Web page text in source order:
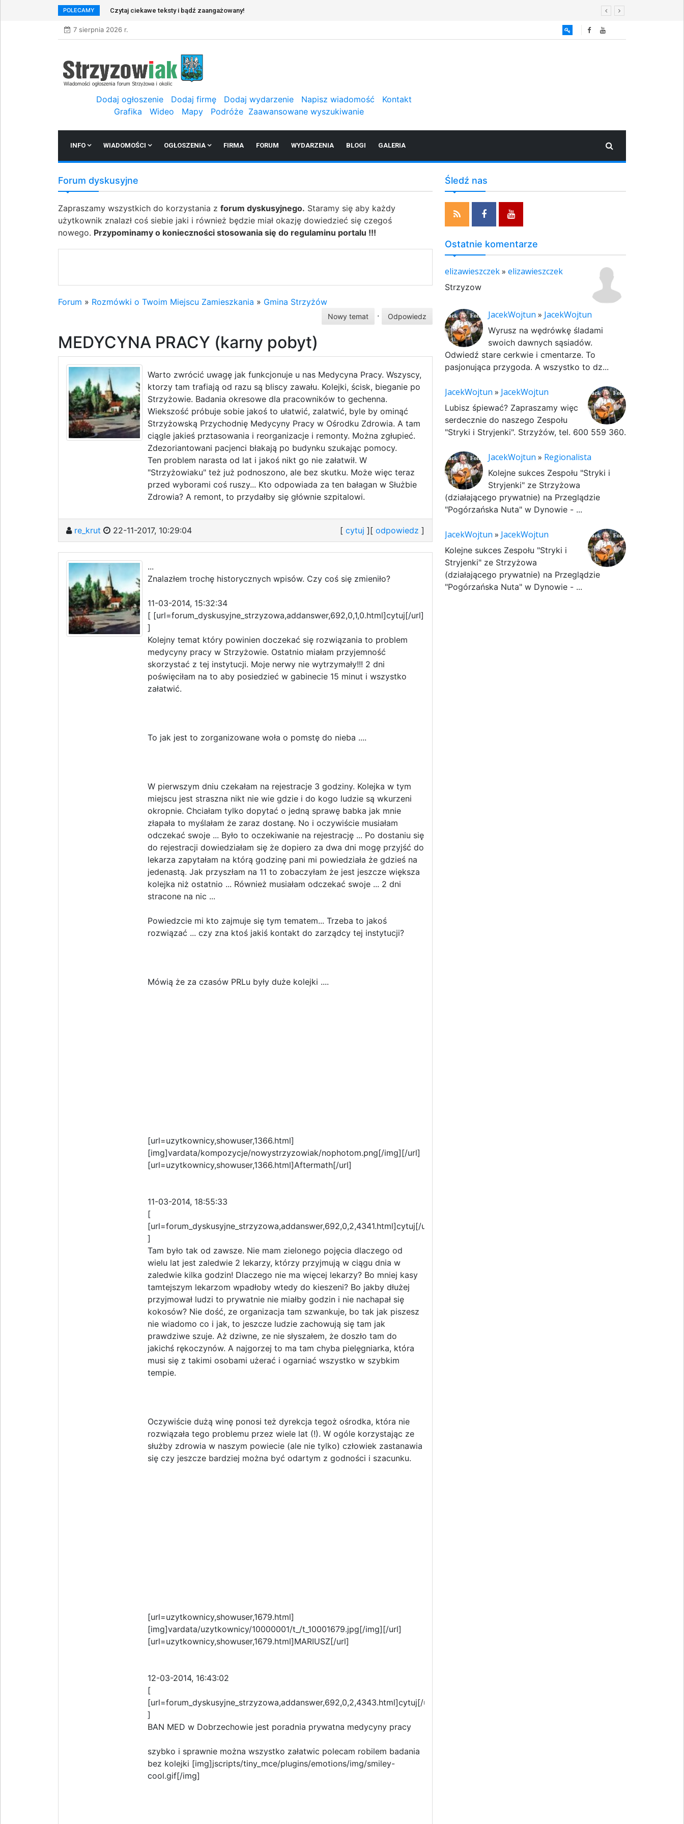
POLECAMY Zapraszamy do rejestracji w naszym serwisie
7 sierpnia 2026 r.
Dodaj ogłoszenie Dodaj firmę Dodaj wydarzenie Napisz wiadomość
Kontakt
Grafika
Wideo Mapy Podróże Zaawansowane wyszukiwanie
INFO WIADOMOŚCI OGŁOSZENIA FIRMA FORUM WYDARZENIA BLOGI GALERIA
Forum dyskusyjne
Zapraszamy wszystkich do korzystania z forum dyskusyjnego. Staramy się aby każdy
użytkownik znalazł coś siebie jaki i również będzie miał okazję dowiedzieć się czegoś
nowego. Przypominamy o konieczności stosowania się do regulaminu portalu !!!
Forum » Rozmówki o Twoim Miejscu Zamieszkania » Gmina Strzyżów
Nowy temat · Odpowiedz
MEDYCYNA PRACY (karny pobyt)
Warto zwrócić uwagę jak funkcjonuje u nas Medycyna Pracy. Wszyscy,
ktorzy tam trafiają od razu są bliscy zawału. Kolejki, ścisk, bieganie po
Strzyżowie. Badania okresowe dla pracowników to gechenna.
Wiekszość próbuje sobie jakoś to ułatwić, zalatwić, byle by ominąć
Strzyżowską Przychodnię Medycyny Pracy w Ośrodku Zdrowia. A tam
ciągle jakieś prztasowania i reorganizacje i remonty. Można zgłupieć.
Zdezoriantowani pacjenci błakają po budynku szukając pomocy.
Ten problem narasta od lat i jakoś nikt go nie załatwił. W
"Strzyżowiaku" też już podnoszono, ale bez skutku. Może więc teraz
przed wyborami coś ruszy... Kto odpowiada za ten bałagan w Służbie
Zdrowia? A remont, to przydałby się głównie szpitalowi.
re_krut 22-11-2017, 10:29:04 [ cytuj ][ odpowiedz ]
...
Znalazłem trochę historycznych wpisów. Czy coś się zmieniło?
11-03-2014, 15:32:34
[ [url=forum_dyskusyjne_strzyzowa,addanswer,692,0,1,0.html]cytuj[/url]
]
Kolejny temat który powinien doczekać się rozwiązania to problem
medycyny pracy w Strzyżowie. Ostatnio miałam przyjemność
skorzystać z tej instytucji. Moje nerwy nie wytrzymały!!! 2 dni
poświęciłam na to aby posiedzieć w gabinecie 15 minut i wszystko
załatwić.
To jak jest to zorganizowane woła o pomstę do nieba ....
W pierwszym dniu czekałam na rejestracje 3 godziny. Kolejka w tym
miejscu jest straszna nikt nie wie gdzie i do kogo ludzie są wkurzeni
okropnie. Chciałam tylko dopytać o jedną sprawę babka jak mnie
złapała to myślałam że zaraz dostanę. No i oczywiście musiałam
odczekać swoje ... Było to oczekiwanie na rejestrację ... Po dostaniu się
do rejestracji dowiedziałam się że dopiero za dwa dni mogę przyjść do
lekarza zapytałam na którą godzinę pani mi powiedziała że gdzieś na
jedenastą. Jak przyszłam na 11 to zobaczyłam że jest jeszcze większa
kolejka niż ostatnio ... Również musiałam odczekać swoje ... 2 dni
stracone na nic ...
Powiedzcie mi kto zajmuje się tym tematem... Trzeba to jakoś
rozwiązać ... czy zna ktoś jakiś kontakt do zarządcy tej instytucji?
Mówią że za czasów PRLu były duże kolejki ....
[url=uzytkownicy,showuser,1366.html]
[img]vardata/kompozycje/nowystrzyzowiak/nophotom.png[/img][/url]
[url=uzytkownicy,showuser,1366.html]Aftermath[/url]
11-03-2014, 18:55:33
[
[url=forum_dyskusyjne_strzyzowa,addanswer,692,0,2,4341.html]cytuj[/url]
]
Tam było tak od zawsze. Nie mam zielonego pojęcia dlaczego od
wielu lat jest zaledwie 2 lekarzy, którzy przyjmują w ciągu dnia w
zaledwie kilka godzin! Dlaczego nie ma więcej lekarzy? Bo mniej kasy
tamtejszym lekarzom wpadłoby wtedy do kieszeni? Bo jakby dłużej
przyjmował ludzi to prywatnie nie miałby godzin i nie nachapał się
kokosów? Nie dość, ze organizacja tam szwankuje, bo tak jak piszesz
nie wiadomo co i jak, to jeszcze ludzie zachowują się tam jak
prawdziwe szuje. Aż dziwne, ze nie słyszałem, że doszło tam do
jakichś rękoczynów. A najgorzej to ma tam chyba pielęgniarka, która
musi się z takimi osobami użerać i ogarniać wszystko w szybkim
tempie.
Oczywiście dużą winę ponosi też dyrekcja tegoż ośrodka, która nie
rozwiązała tego problemu przez wiele lat (!). W ogóle korzystając ze
służby zdrowia w naszym powiecie (ale nie tylko) człowiek zastanawia
się czy jeszcze bardziej można być odartym z godności i szacunku.
[url=uzytkownicy,showuser,1679.html]
[img]vardata/uzytkownicy/10000001/t_/t_10001679.jpg[/img][/url]
[url=uzytkownicy,showuser,1679.html]MARIUSZ[/url]
12-03-2014, 16:43:02
[
[url=forum_dyskusyjne_strzyzowa,addanswer,692,0,2,4343.html]cytuj[/url]
]
BAN MED w Dobrzechowie jest poradnia prywatna medycyny pracy
szybko i sprawnie można wszystko załatwic polecam robilem badania
bez kolejki [img]jscripts/tiny_mce/plugins/emotions/img/smiley-
cool.gif[/img]
Śledź nas
Ostatnie komentarze
elizawieszczek» elizawieszczek
Strzyzow
JacekWojtun » JacekWojtun
Wyrusz na wędrówkę śladami
swoich dawnych sąsiadów.
Odwiedź stare cerkwie i cmentarze. To
pasjonująca przygoda. A wszystko to dz...
JacekWojtun » JacekWojtun
Lubisz śpiewać? Zapraszamy więc
serdecznie do naszego Zespołu
"Stryki i Stryjenki". Strzyżów, tel. 600 559 360.
JacekWojtun » Regionalista
Kolejne sukces Zespołu "Stryki i
Stryjenki" ze Strzyżowa
(działającego prywatnie) na Przeglądzie
"Pogórzańska Nuta" w Dynowie - ...
JacekWojtun » JacekWojtun
Kolejne sukces Zespołu "Stryki i
Stryjenki" ze Strzyżowa
(działającego prywatnie) na Przeglądzie
"Pogórzańska Nuta" w Dynowie - ...